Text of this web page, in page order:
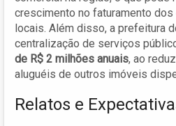
crescimento no faturamento
locais. Além disso, a prefeitura
centralização de serviços
de R$ 2 milhões anuais, ao
aluguéis de outros imóveis
Relatos e